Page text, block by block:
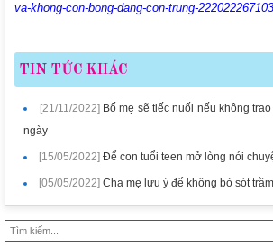
va-khong-con-bong-dang-con-trung-
TIN TỨC KHÁC
[21/11/2022] Bố mẹ sẽ tiếc nuối nếu không
ngày
[15/05/2022]Để con tuổi teen mở lòng nói
[05/05/2022]Cha mẹ lưu ý để không bỏ sót